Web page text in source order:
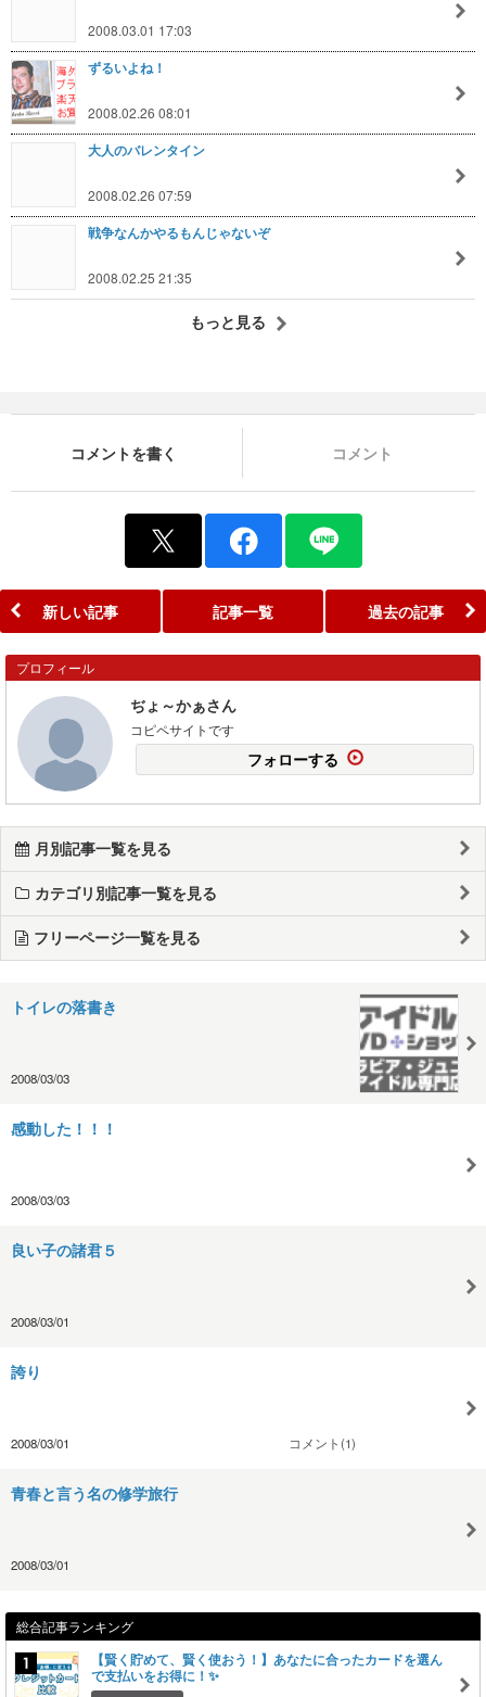
2008.03.01 17:03
ずるいよね！
2008.02.26 08:01
大人のバレンタイン
2008.02.26 07:59
戦争なんかやるもんじゃないぞ
2008.02.25 21:35
もっと見る
コメントを書く コメント
新しい記事 記事一覧 過去の記事
プロフィール
ぢょ～かぁさん
コピペサイトです
フォローする
月別記事一覧を見る
カテゴリ別記事一覧を見る
フリーページ一覧を見る
トイレの落書き
2008/03/03
感動した！！！
2008/03/03
良い子の諸君５
2008/03/01
誇り
2008/03/01 コメント(1)
青春と言う名の修学旅行
2008/03/01
総合記事ランキング
【賢く貯めて、賢く使おう！】あなたに合ったカードを選ん
で支払いをお得に！✨